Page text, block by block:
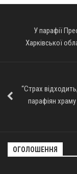
У парафії
Харківської
“Страх
парафіян
ОГОЛОШЕННЯ